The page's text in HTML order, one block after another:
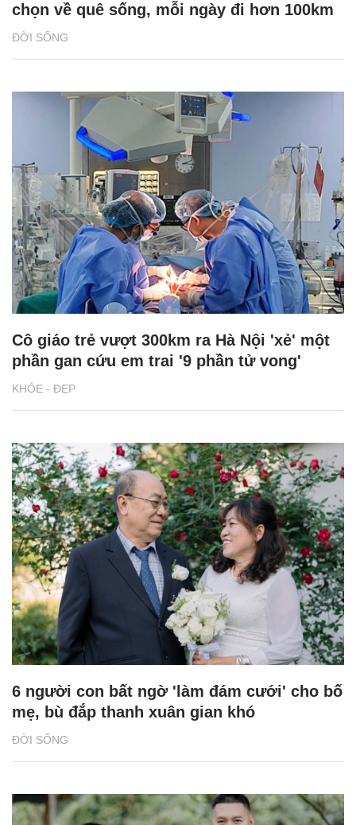
ĐỜI SỐNG
chọn về quê sống, mỗi ngày đi hơn 100km
KHỎE - ĐẸP
Cô giáo trẻ vượt 300km ra Hà Nội 'xẻ' một
phần gan cứu em trai '9 phần tử vong'
ĐỜI SỐNG
6 người con bất ngờ 'làm đám cưới' cho bố
mẹ, bù đắp thanh xuân gian khó